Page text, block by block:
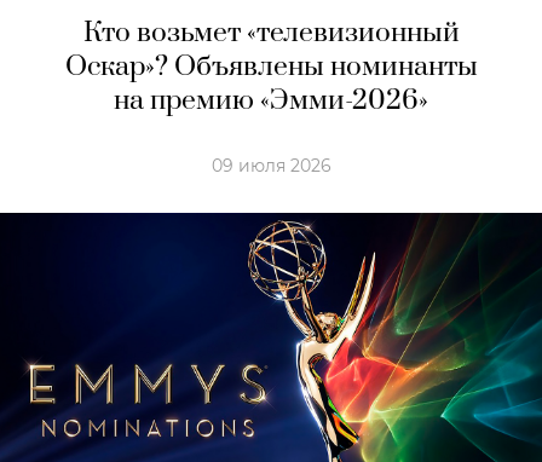
Кто возьмет «телевизионный
Оскар»? Объявлены номинанты
на премию «Эмми-2026»
09 июля 2026